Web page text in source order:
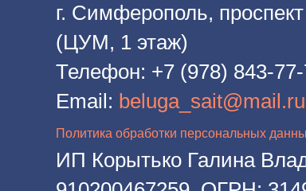
г. Симферополь,
(ЦУМ, 1 этаж)
Телефон: +7 (978) 843-
Email: beluga_sait@mail.ru
Политика обработки персональных
ИП Корытько Галина